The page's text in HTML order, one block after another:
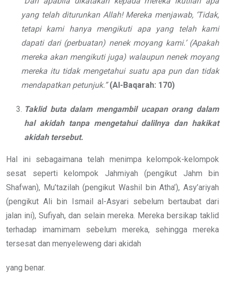
yang telah diturunkan Allah! Mereka menjawab, ‘Tidak,
tetapi kami hanya mengikuti apa yang telah kami
dapati dari (perbuatan) nenek moyang kami.’ (Apakah
mereka akan mengikuti juga) walaupun nenek moyang
mereka itu tidak mengetahui suatu apa pun dan tidak
mendapatkan petunjuk.”(Al-Baqarah: 170)
Taklid buta dalam mengambil ucapan orang dalam
hal akidah tanpa mengetahui dalilnya dan hakikat
akidah tersebut.
Hal ini sebagaimana telah menimpa kelompok-kelompok
sesat seperti kelompok Jahmiyah (pengikut Jahm bin
Shafwan), Mu’tazilah (pengikut Washil bin Atha’), Asy’ariyah
(pengikut Ali bin Ismail al-Asyari sebelum bertaubat dari
jalan ini), Sufiyah, dan selain mereka. Mereka bersikap taklid
terhadap imamimam sebelum mereka, sehingga mereka
tersesat dan menyeleweng dari akidah
yang benar.